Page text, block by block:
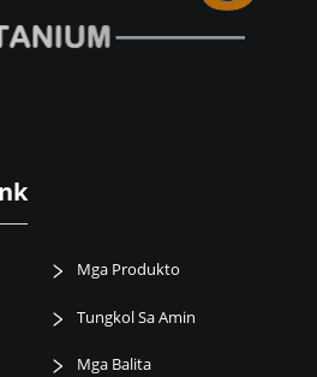
Mga Produkto
Tungkol Sa Amin
Mga Balita